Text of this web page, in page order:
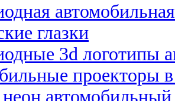
глазки
3d логотипы
проекторы
автомобильный